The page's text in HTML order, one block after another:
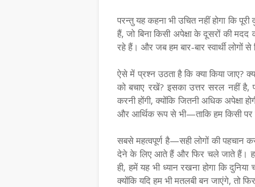
परन्तु यह कहना भी उचित नहीं होगा कि
हैं, जो बिना किसी अपेक्षा के दूसरों की
रहे हैं। और जब हम बार-बार स्वार्थी लोगों
ऐसे में प्रश्न उठता है कि क्या किया जाए?
को बचाए रखें? इसका उत्तर सरल नहीं है,
करनी होंगी, क्योंकि जितनी अधिक अपेक्षा
और आर्थिक रूप से भी—ताकि हम किसी पर
सबसे महत्वपूर्ण है—सही लोगों की पहचान
देने के लिए आते हैं और फिर चले जाते हैं।
ही, हमें यह भी ध्यान रखना होगा कि दुनिया
क्योंकि यदि हम भी मतलबी बन जाएंगे, तो